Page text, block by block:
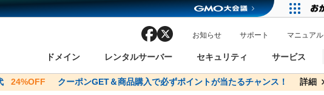
ドメイン レンタルサーバー セキュリティ サービス
facebook お知らせ サポート マニュアル
24%OFF クーポンGET＆商品購入で必ずポイントが当たるチャンス！ 詳細
ビジネス応援キャンペーン サーバー料金1年間無料 詳細